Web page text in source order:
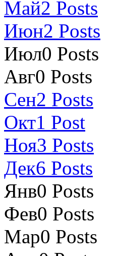
Май2 Posts
Июн2 Posts
Июл0 Posts
Авг0 Posts
Сен2 Posts
Окт1 Post
Ноя3 Posts
Дек6 Posts
Янв0 Posts
Фев0 Posts
Мар0 Posts